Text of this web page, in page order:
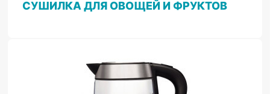
СУШИЛКА ДЛЯ ОВОЩЕЙ И ФРУКТОВ